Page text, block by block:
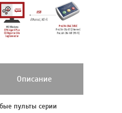
Описание
пульты серии